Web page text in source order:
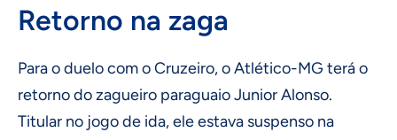
Retorno na zaga
Para o duelo com o Cruzeiro, o Atlético-MG terá o
retorno do zagueiro paraguaio Junior Alonso.
Titular no jogo de ida, ele estava suspenso na